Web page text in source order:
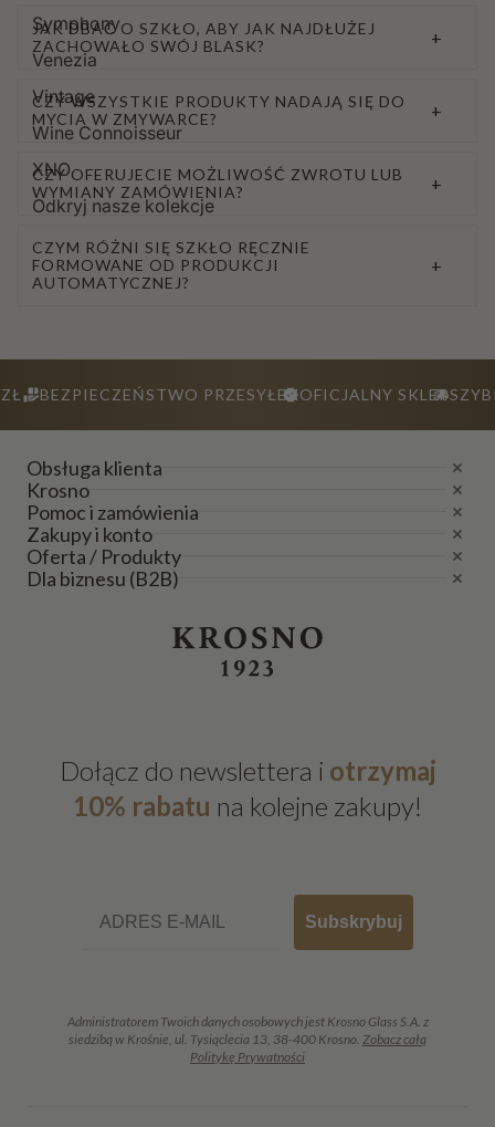
Symphony
Venezia
Vintage
Wine Connoisseur
XNO
Odkryj nasze kolekcje
JAK DBAĆ O SZKŁO, ABY JAK NAJDŁUŻEJ
ZACHOWAŁO SWÓJ BLASK?
+
CZY WSZYSTKIE PRODUKTY NADAJĄ SIĘ DO
MYCIA W ZMYWARCE?
+
CZY OFERUJECIE MOŻLIWOŚĆ ZWROTU LUB
WYMIANY ZAMÓWIENIA?
+
CZYM RÓŻNI SIĘ SZKŁO RĘCZNIE
FORMOWANE OD PRODUKCJI
AUTOMATYCZNEJ?
+
BEZPIECZEŃSTWO PRZESYŁEKOFICJALNY SKLEP
Obsługa klienta
Krosno
Pomoc i zamówienia
Zakupy i konto
Oferta / Produkty
Dla biznesu (B2B)
Dołącz do newslettera i otrzymaj
10% rabatu na kolejne zakupy!
Subskrybuj
Administratorem Twoich danych osobowych jest Krosno Glass S.A. z
siedzibą w Krośnie, ul. Tysiąclecia 13, 38-400 Krosno. Zobacz całą
Politykę Prywatności